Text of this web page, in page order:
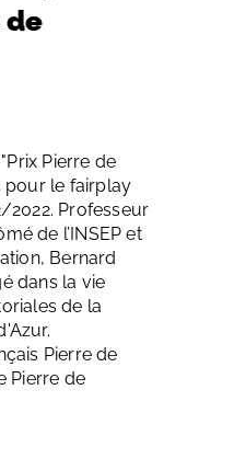
de
Pierre de
pour le fairplay
Professeur
de l’INSEP et
Bernard
dans la vie
de la
Pierre de
Pierre de